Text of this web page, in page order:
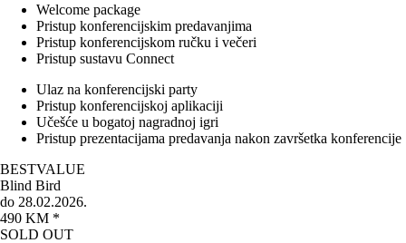
Welcome package
Pristup konferencijskim predavanjima
Pristup konferencijskom ručku i večeri
Pristup sustavu Connect
Ulaz na konferencijski party
Pristup konferencijskoj aplikaciji
Učešće u bogatoj nagradnoj igri
Pristup prezentacijama predavanja nakon završetka konferencije
BESTVALUE
Blind Bird
do 28.02.2026.
490 KM *
SOLD OUT